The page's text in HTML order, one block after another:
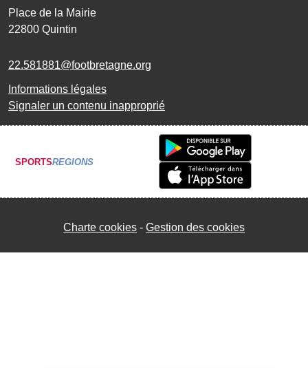
Place de la Mairie
22800 Quintin
22.581881@footbretagne.org
Informations légales
Signaler un contenu inapproprié
SPORTSREGIONS
Charte cookies Gestion des cookies